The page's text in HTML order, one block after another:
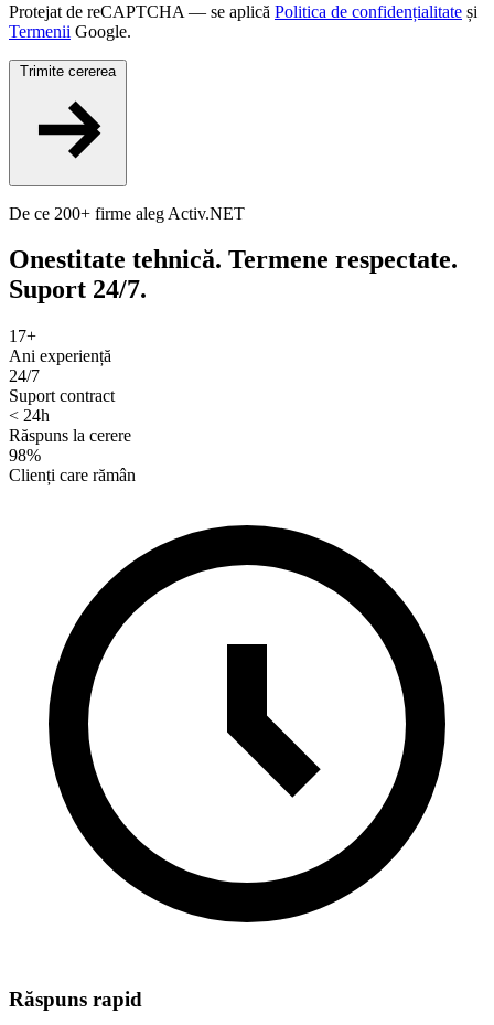
Protejat de reCAPTCHA — se aplică Politica de confidențialitate și
Termenii Google.
Trimite cererea
De ce 200+ firme aleg Activ.NET
Onestitate tehnică. Termene respectate.
Suport 24/7.
17+
Ani experiență
24/7
Suport contract
< 24h
Răspuns la cerere
98%
Clienți care rămân
Răspuns rapid